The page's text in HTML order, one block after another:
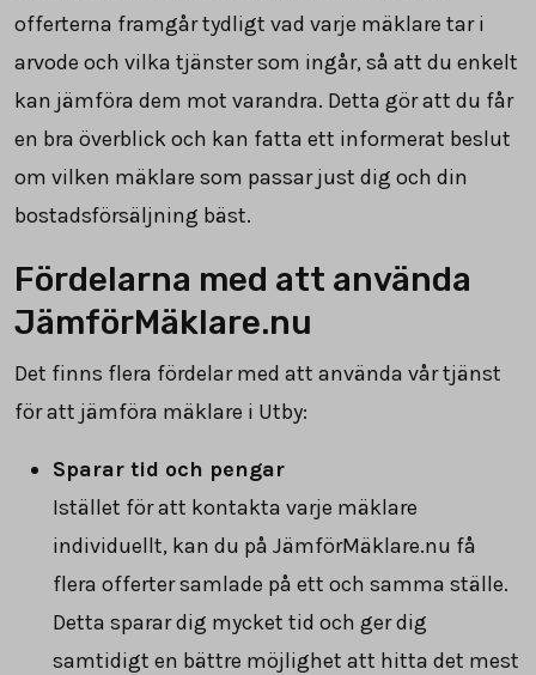
offerterna framgår tydligt vad varje mäklare tar i
arvode och vilka tjänster som ingår, så att du enkelt
kan jämföra dem mot varandra. Detta gör att du får
en bra överblick och kan fatta ett informerat beslut
om vilken mäklare som passar just dig och din
bostadsförsäljning bäst.
Fördelarna med att använda
JämförMäklare.nu
Det finns flera fördelar med att använda vår tjänst
för att jämföra mäklare i Utby:
Sparar tid och pengar
Istället för att kontakta varje mäklare
individuellt, kan du på JämförMäklare.nu få
flera offerter samlade på ett och samma ställe.
Detta sparar dig mycket tid och ger dig
samtidigt en bättre möjlighet att hitta det mest